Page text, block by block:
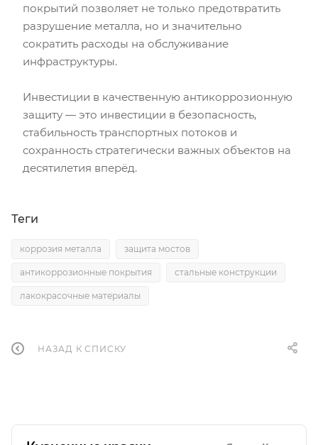
покрытий позволяет не только предотвратить
разрушение металла, но и значительно
сократить расходы на обслуживание
инфраструктуры.
Инвестиции в качественную антикоррозионную
защиту — это инвестиции в безопасность,
стабильность транспортных потоков и
сохранность стратегически важных объектов на
десятилетия вперёд.
Теги
коррозия металла защита мостов
антикоррозионные покрытия стальные конструкции
лакокрасочные материалы
НАЗАД К СПИСКУ